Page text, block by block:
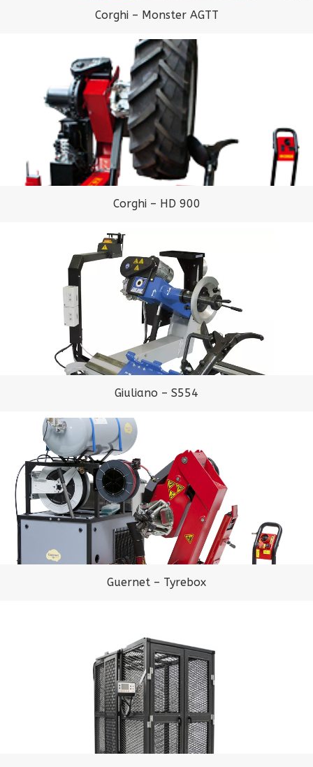
Corghi – Monster AGTT
Corghi – HD 900
Giuliano – S554
Guernet – Tyrebox